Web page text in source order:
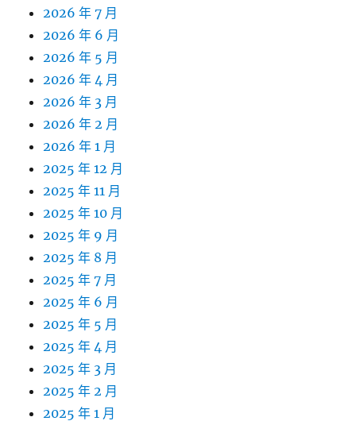
2026 年 7 月
2026 年 6 月
2026 年 5 月
2026 年 4 月
2026 年 3 月
2026 年 2 月
2026 年 1 月
2025 年 12 月
2025 年 11 月
2025 年 10 月
2025 年 9 月
2025 年 8 月
2025 年 7 月
2025 年 6 月
2025 年 5 月
2025 年 4 月
2025 年 3 月
2025 年 2 月
2025 年 1 月